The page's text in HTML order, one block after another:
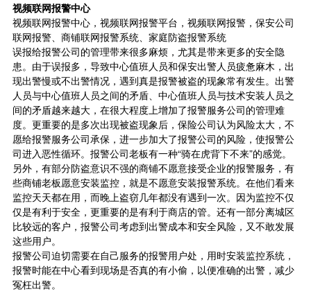
视频联网报警中心
视频联网报警中心，视频联网报警平台，视频联网报警，保安公司
联网报警、商铺联网报警系统、家庭防盗报警系统
误报给报警公司的管理带来很多麻烦，尤其是带来更多的安全隐
患。由于误报多，导致中心值班人员和保安出警人员疲惫麻木，出
现出警慢或不出警情况，遇到真是报警被盗的现象常有发生。出警
人员与中心值班人员之间的矛盾、中心值班人员与技术安装人员之
间的矛盾越来越大，在很大程度上增加了报警服务公司的管理难
度。更重要的是多次出现被盗现象后，保险公司认为风险太大，不
愿给报警服务公司承保，进一步加大了报警公司的风险，使报警公
司进入恶性循环。报警公司老板有一种“骑在虎背下不来”的感觉。
另外，有部分防盗意识不强的商铺不愿意接受企业的报警服务，有
些商铺老板愿意安装监控，就是不愿意安装报警系统。在他们看来
监控天天都在用，而晚上盗窃几年都没有遇到一次。因为监控不仅
仅是有利于安全，更重要的是有利于商店的管。还有一部分离城区
比较远的客户，报警公司考虑到出警成本和安全风险，又不敢发展
这些用户。
报警公司迫切需要在自己服务的报警用户处，用时安装监控系统，
报警时能在中心看到现场是否真的有小偷，以便准确的出警，减少
冤枉出警。